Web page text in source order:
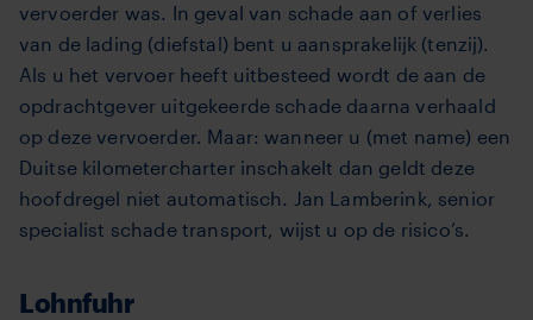
vervoerder was. In geval van schade aan of verlies
van de lading (diefstal) bent u aansprakelijk (tenzij).
Als u het vervoer heeft uitbesteed wordt de aan de
opdrachtgever uitgekeerde schade daarna verhaald
op deze vervoerder. Maar: wanneer u (met name) een
Duitse kilometercharter inschakelt dan geldt deze
hoofdregel niet automatisch. Jan Lamberink, senior
specialist schade transport, wijst u op de risico’s.
Lohnfuhr